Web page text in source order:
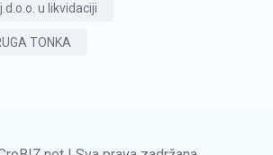
u likvidaciji
TONKA